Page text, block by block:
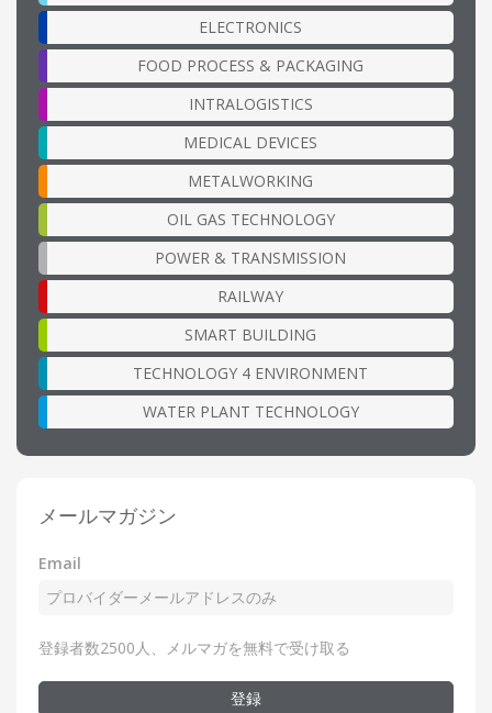
ELECTRONICS
FOOD PROCESS & PACKAGING
INTRALOGISTICS
MEDICAL DEVICES
METALWORKING
OIL GAS TECHNOLOGY
POWER & TRANSMISSION
RAILWAY
SMART BUILDING
TECHNOLOGY 4 ENVIRONMENT
WATER PLANT TECHNOLOGY
メールマガジン
Email
登録者数2500人、メルマガを無料で受け取る
登録